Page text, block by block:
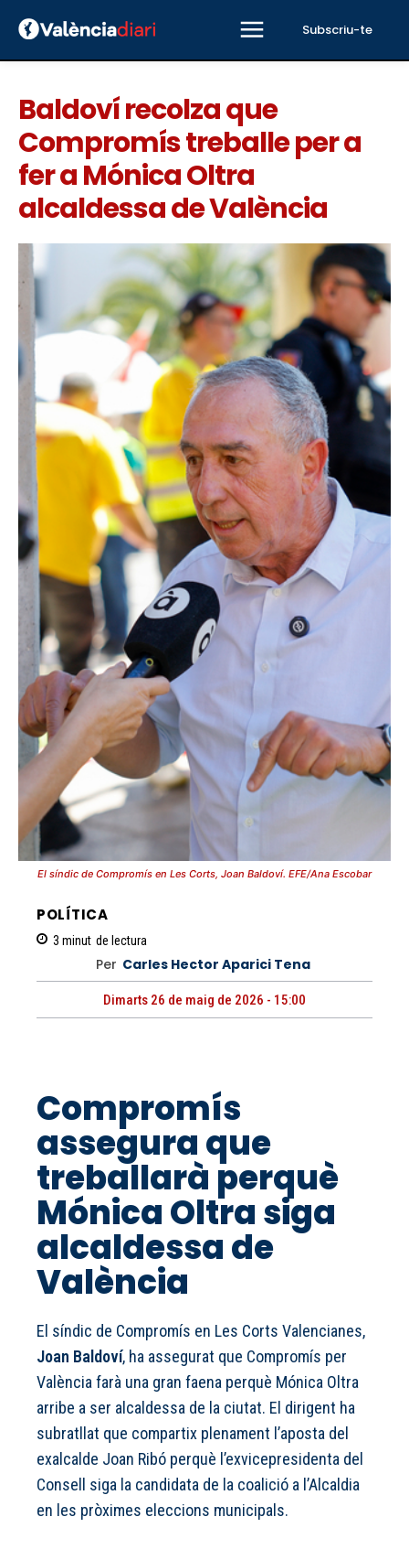
Subscriu-te
Baldoví recolza que
Compromís treballe per a
fer a Mónica Oltra
alcaldessa de València
El síndic de Compromís en Les Corts, Joan Baldoví. EFE/Ana Escobar
POLÍTICA
3 minut de lectura
Per Carles Hector Aparici Tena
Dimarts 26 de maig de 2026 - 15:00
Compromís
assegura que
treballarà perquè
Mónica Oltra siga
alcaldessa de
València
El síndic de Compromís en Les Corts Valencianes,
Joan Baldoví, ha assegurat que Compromís per
València farà una gran faena perquè Mónica Oltra
arribe a ser alcaldessa de la ciutat. El dirigent ha
subratllat que compartix plenament l’aposta del
exalcalde Joan Ribó perquè l’exvicepresidenta del
Consell siga la candidata de la coalició a l’Alcaldia
en les pròximes eleccions municipals.